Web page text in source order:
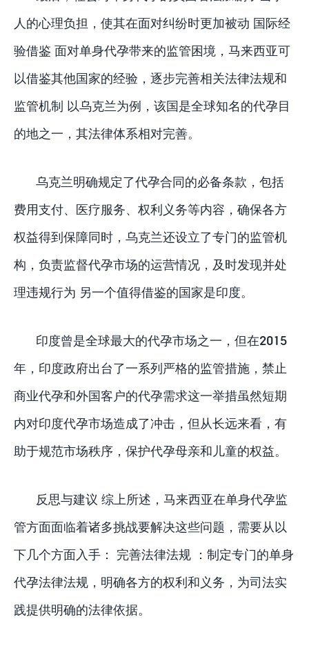
人的心理负担，使其在面对纠纷时更加被动 国际经
验借鉴 面对单身代孕带来的监管困境，马来西亚可
以借鉴其他国家的经验，逐步完善相关法律法规和
监管机制 以乌克兰为例，该国是全球知名的代孕目
的地之一，其法律体系相对完善。
乌克兰明确规定了代孕合同的必备条款，包括
费用支付、医疗服务、权利义务等内容，确保各方
权益得到保障同时，乌克兰还设立了专门的监管机
构，负责监督代孕市场的运营情况，及时发现并处
理违规行为 另一个值得借鉴的国家是印度。
印度曾是全球最大的代孕市场之一，但在2015
年，印度政府出台了一系列严格的监管措施，禁止
商业代孕和外国客户的代孕需求这一举措虽然短期
内对印度代孕市场造成了冲击，但从长远来看，有
助于规范市场秩序，保护代孕母亲和儿童的权益。
反思与建议 综上所述，马来西亚在单身代孕监
管方面面临着诸多挑战要解决这些问题，需要从以
下几个方面入手： 完善法律法规 ：制定专门的单身
代孕法律法规，明确各方的权利和义务，为司法实
践提供明确的法律依据。